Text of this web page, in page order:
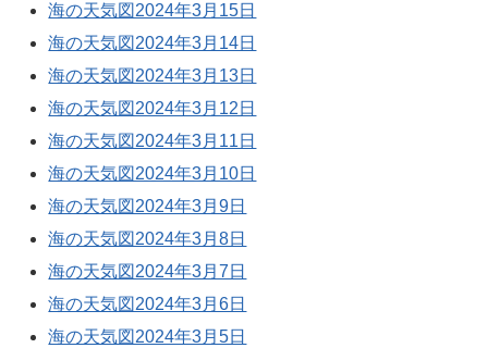
海の天気図2024年3月15日
海の天気図2024年3月14日
海の天気図2024年3月13日
海の天気図2024年3月12日
海の天気図2024年3月11日
海の天気図2024年3月10日
海の天気図2024年3月9日
海の天気図2024年3月8日
海の天気図2024年3月7日
海の天気図2024年3月6日
海の天気図2024年3月5日